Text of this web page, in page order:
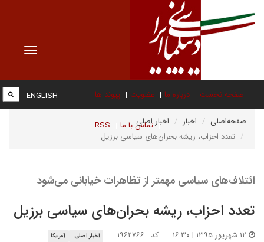
Toggle
صفحه نخست درباره ما عضویت پیوند ها
تماس با ما RSS
ENGLISH
صفحه‌اصلی اخبار
اخبار اصلی
تعدد احزاب، ریشه‌ بحران‌های سیاسی برزیل
ائتلاف‌های سیاسی مهمتر از تظاهرات خیابانی می‌شود
تعدد احزاب، ریشه‌ بحران‌های سیاسی برزیل
کد : ۱۹۶۲۷۶۶ اخبار اصلی آمریکا